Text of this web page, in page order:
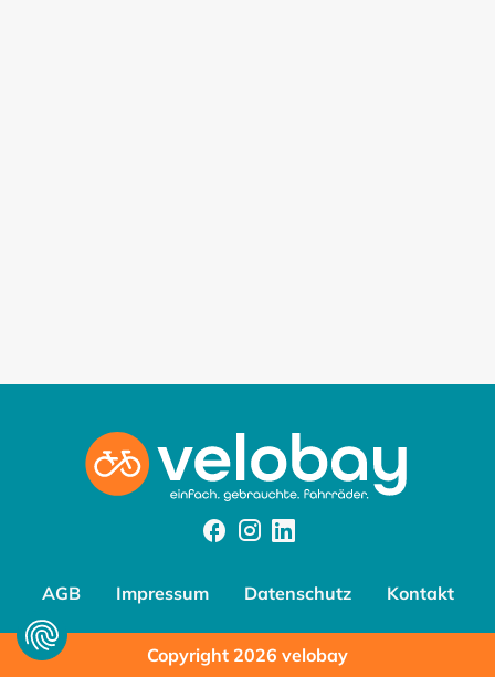
FacebookInstagram
AGB Impressum Datenschutz Kontakt
Copyright 2026 velobay